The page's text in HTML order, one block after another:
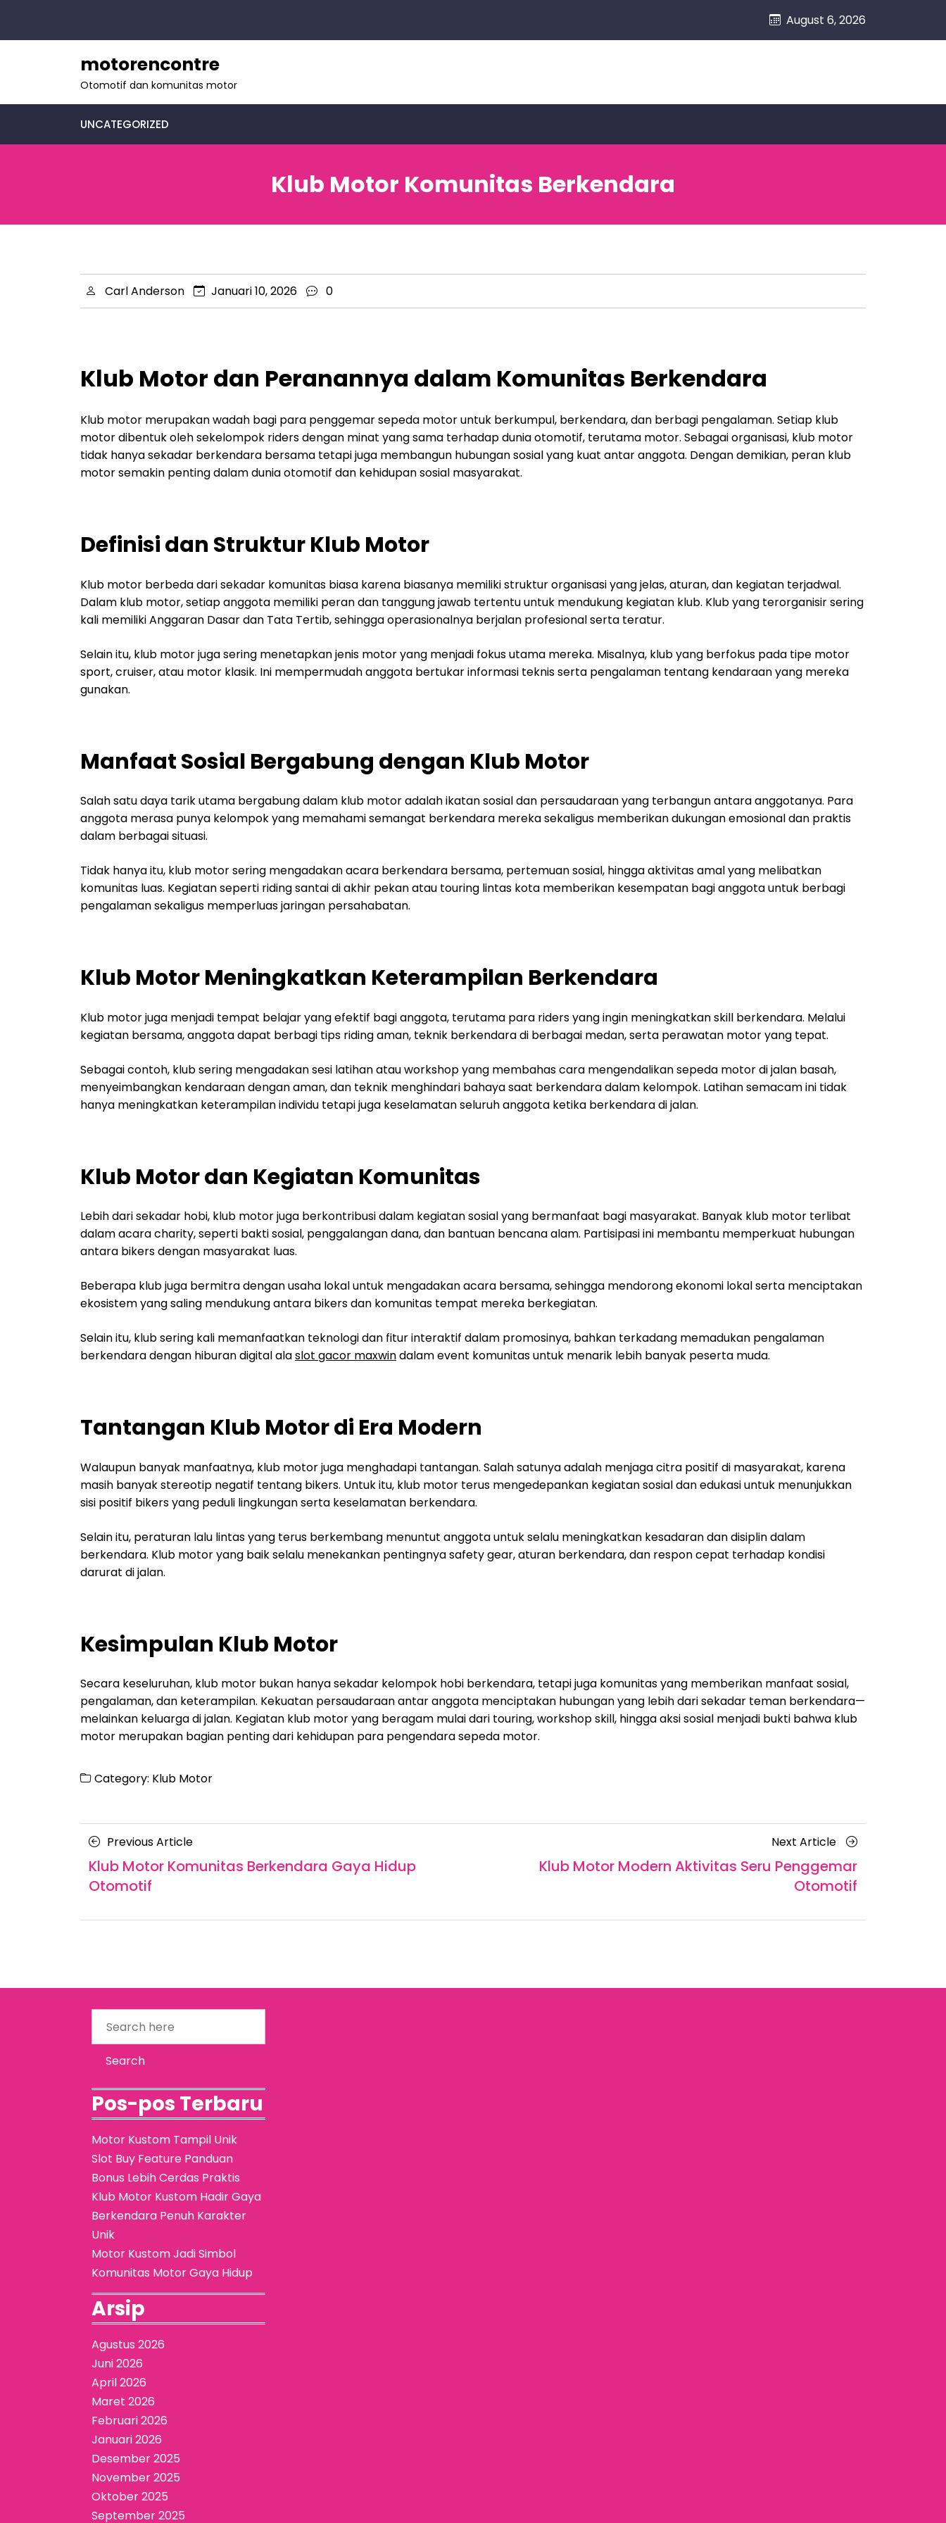
August 6, 2026
motorencontre
Otomotif dan komunitas motor
UNCATEGORIZED
Klub Motor Komunitas Berkendara
Carl Anderson Januari 10, 2026 0
Klub Motor dan Peranannya dalam Komunitas Berkendara
Klub motor merupakan wadah bagi para penggemar sepeda motor untuk berkumpul, berkendara, dan berbagi pengalaman. Setiap klub
motor dibentuk oleh sekelompok riders dengan minat yang sama terhadap dunia otomotif, terutama motor. Sebagai organisasi, klub motor
tidak hanya sekadar berkendara bersama tetapi juga membangun hubungan sosial yang kuat antar anggota. Dengan demikian, peran klub
motor semakin penting dalam dunia otomotif dan kehidupan sosial masyarakat.
Definisi dan Struktur Klub Motor
Klub motor berbeda dari sekadar komunitas biasa karena biasanya memiliki struktur organisasi yang jelas, aturan, dan kegiatan terjadwal.
Dalam klub motor, setiap anggota memiliki peran dan tanggung jawab tertentu untuk mendukung kegiatan klub. Klub yang terorganisir sering
kali memiliki Anggaran Dasar dan Tata Tertib, sehingga operasionalnya berjalan profesional serta teratur.
Selain itu, klub motor juga sering menetapkan jenis motor yang menjadi fokus utama mereka. Misalnya, klub yang berfokus pada tipe motor
sport, cruiser, atau motor klasik. Ini mempermudah anggota bertukar informasi teknis serta pengalaman tentang kendaraan yang mereka
gunakan.
Manfaat Sosial Bergabung dengan Klub Motor
Salah satu daya tarik utama bergabung dalam klub motor adalah ikatan sosial dan persaudaraan yang terbangun antara anggotanya. Para
anggota merasa punya kelompok yang memahami semangat berkendara mereka sekaligus memberikan dukungan emosional dan praktis
dalam berbagai situasi.
Tidak hanya itu, klub motor sering mengadakan acara berkendara bersama, pertemuan sosial, hingga aktivitas amal yang melibatkan
komunitas luas. Kegiatan seperti riding santai di akhir pekan atau touring lintas kota memberikan kesempatan bagi anggota untuk berbagi
pengalaman sekaligus memperluas jaringan persahabatan.
Klub Motor Meningkatkan Keterampilan Berkendara
Klub motor juga menjadi tempat belajar yang efektif bagi anggota, terutama para riders yang ingin meningkatkan skill berkendara. Melalui
kegiatan bersama, anggota dapat berbagi tips riding aman, teknik berkendara di berbagai medan, serta perawatan motor yang tepat.
Sebagai contoh, klub sering mengadakan sesi latihan atau workshop yang membahas cara mengendalikan sepeda motor di jalan basah,
menyeimbangkan kendaraan dengan aman, dan teknik menghindari bahaya saat berkendara dalam kelompok. Latihan semacam ini tidak
hanya meningkatkan keterampilan individu tetapi juga keselamatan seluruh anggota ketika berkendara di jalan.
Klub Motor dan Kegiatan Komunitas
Lebih dari sekadar hobi, klub motor juga berkontribusi dalam kegiatan sosial yang bermanfaat bagi masyarakat. Banyak klub motor terlibat
dalam acara charity, seperti bakti sosial, penggalangan dana, dan bantuan bencana alam. Partisipasi ini membantu memperkuat hubungan
antara bikers dengan masyarakat luas.
Beberapa klub juga bermitra dengan usaha lokal untuk mengadakan acara bersama, sehingga mendorong ekonomi lokal serta menciptakan
ekosistem yang saling mendukung antara bikers dan komunitas tempat mereka berkegiatan.
Selain itu, klub sering kali memanfaatkan teknologi dan fitur interaktif dalam promosinya, bahkan terkadang memadukan pengalaman
berkendara dengan hiburan digital alaslot gacor maxwindalam event komunitas untuk menarik lebih banyak peserta muda.
Tantangan Klub Motor di Era Modern
Walaupun banyak manfaatnya, klub motor juga menghadapi tantangan. Salah satunya adalah menjaga citra positif di masyarakat, karena
masih banyak stereotip negatif tentang bikers. Untuk itu, klub motor terus mengedepankan kegiatan sosial dan edukasi untuk menunjukkan
sisi positif bikers yang peduli lingkungan serta keselamatan berkendara.
Selain itu, peraturan lalu lintas yang terus berkembang menuntut anggota untuk selalu meningkatkan kesadaran dan disiplin dalam
berkendara. Klub motor yang baik selalu menekankan pentingnya safety gear, aturan berkendara, dan respon cepat terhadap kondisi
darurat di jalan.
Kesimpulan Klub Motor
Secara keseluruhan, klub motor bukan hanya sekadar kelompok hobi berkendara, tetapi juga komunitas yang memberikan manfaat sosial,
pengalaman, dan keterampilan. Kekuatan persaudaraan antar anggota menciptakan hubungan yang lebih dari sekadar teman berkendara—
melainkan keluarga di jalan. Kegiatan klub motor yang beragam mulai dari touring, workshop skill, hingga aksi sosial menjadi bukti bahwa klub
motor merupakan bagian penting dari kehidupan para pengendara sepeda motor.
Category: Klub Motor
Posts
navigation
Previous ArticlePrevious
Article
Klub Motor Komunitas Berkendara Gaya Hidup
Otomotif
Next Article
Next
Article
Klub Motor Modern Aktivitas Seru Penggemar
Otomotif
Pos-pos Terbaru
Motor Kustom Tampil Unik
Slot Buy Feature Panduan
Bonus Lebih Cerdas Praktis
Klub Motor Kustom Hadir Gaya
Berkendara Penuh Karakter
Unik
Motor Kustom Jadi Simbol
Komunitas Motor Gaya Hidup
Arsip
Agustus 2026
Juni 2026
April 2026
Maret 2026
Februari 2026
Januari 2026
Desember 2025
November 2025
Oktober 2025
September 2025